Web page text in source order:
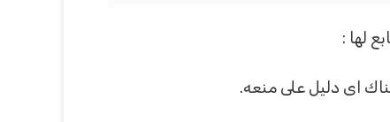
لها :
اى دليل على منعه.